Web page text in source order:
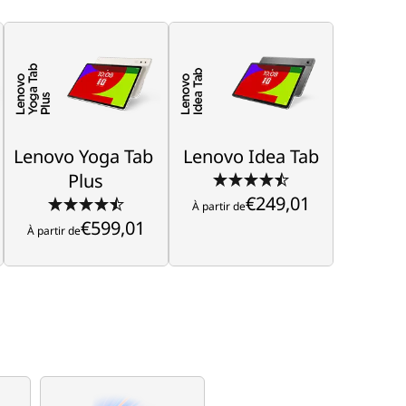
Lenovo Yoga Tab
Plus
À partir de€599,01
Plus
Lenovo
À partir de€599,01
Lenovo Idea Tab
À partir de€249,01
Boostez vos études et
alimentez votre jeu
À partir de €249,01